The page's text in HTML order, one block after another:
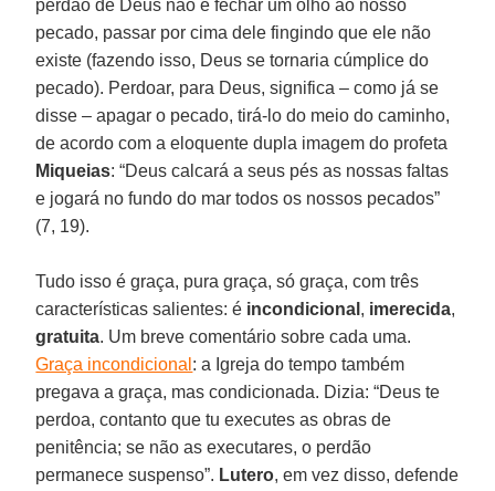
perdão de Deus não é fechar um olho ao nosso
pecado, passar por cima dele fingindo que ele não
existe (fazendo isso, Deus se tornaria cúmplice do
pecado). Perdoar, para Deus, significa – como já se
disse – apagar o pecado, tirá-lo do meio do caminho,
de acordo com a eloquente dupla imagem do profeta
Miqueias: “Deus calcará a seus pés as nossas faltas
e jogará no fundo do mar todos os nossos pecados”
(7, 19).
Tudo isso é graça, pura graça, só graça, com três
características salientes: é incondicional , imerecida,
gratuita. Um breve comentário sobre cada uma.
Graça incondicional : a Igreja do tempo também
pregava a graça, mas condicionada. Dizia: “Deus te
perdoa, contanto que tu executes as obras de
penitência; se não as executares, o perdão
permanece suspenso”. Lutero, em vez disso, defende